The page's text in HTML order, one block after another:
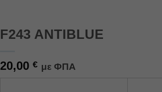
F243 ANTIBLUE
20,00 € με ΦΠΑ